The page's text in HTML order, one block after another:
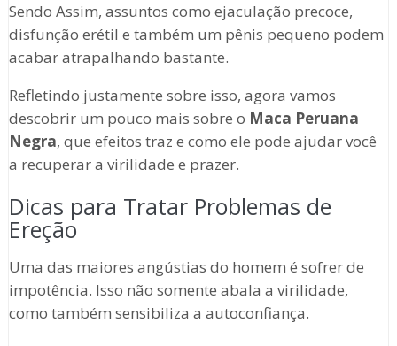
Sendo Assim, assuntos como ejaculação precoce,
disfunção erétil e também um pênis pequeno podem
acabar atrapalhando bastante.
Refletindo justamente sobre isso, agora vamos
descobrir um pouco mais sobre o Maca Peruana
Negra, que efeitos traz e como ele pode ajudar você
a recuperar a virilidade e prazer.
Dicas para Tratar Problemas de
Ereção
Uma das maiores angústias do homem é sofrer de
impotência. Isso não somente abala a virilidade,
como também sensibiliza a autoconfiança.